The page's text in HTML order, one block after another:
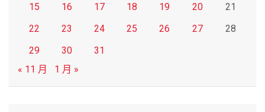
15
16 17 18 19 20
21
22
23 24 25 26 27
28
29
30
31
« 11 月
1 月 »